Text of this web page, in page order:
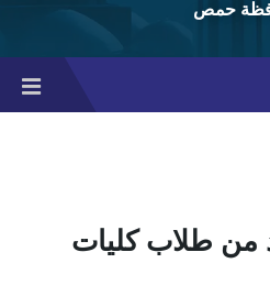
حمص
من طلاب كليات